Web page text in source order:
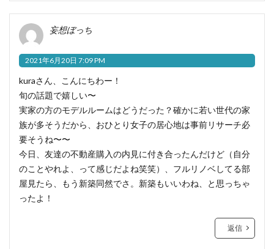
妄想ぼっち
2021年6月20日 7:09 PM
kuraさん、こんにちわー！
旬の話題で嬉しい〜
実家の方のモデルルームはどうだった？確かに若い世代の家
族が多そうだから、おひとり女子の居心地は事前リサーチ必
要そうね〜〜
今日、友達の不動産購入の内見に付き合ったんだけど（自分
のことやれよ、って感じだよね笑笑）、フルリノベしてる部
屋見たら、もう新築同然でさ。新築もいいわね、と思っちゃ
ったよ！
返信